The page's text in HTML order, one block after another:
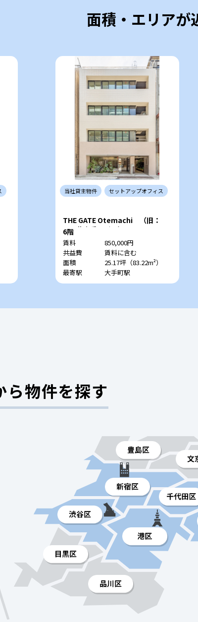
面積・エリアが
当社貸主物件 セットアップオフィス
THE GATE Otemachi （旧：
CRC北大手町ビル）
6階
賃料
850,000円
共益費
賃料に含む
面積
25.17坪（83.22m²）
最寄駅
大手町駅
ら物件を探す